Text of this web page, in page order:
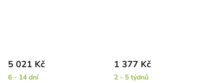
5 021 Kč
6 - 14 dní
1 377 Kč
2 - 5 týdnů